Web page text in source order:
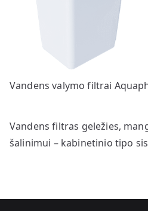
Vandens valymo filtrai
Vandens filtras geležies,
šalinimui – kabinetinio tipo